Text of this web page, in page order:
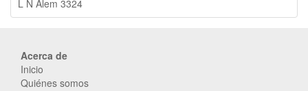
L N Alem 3324
Acerca de
Inicio
Quiénes somos